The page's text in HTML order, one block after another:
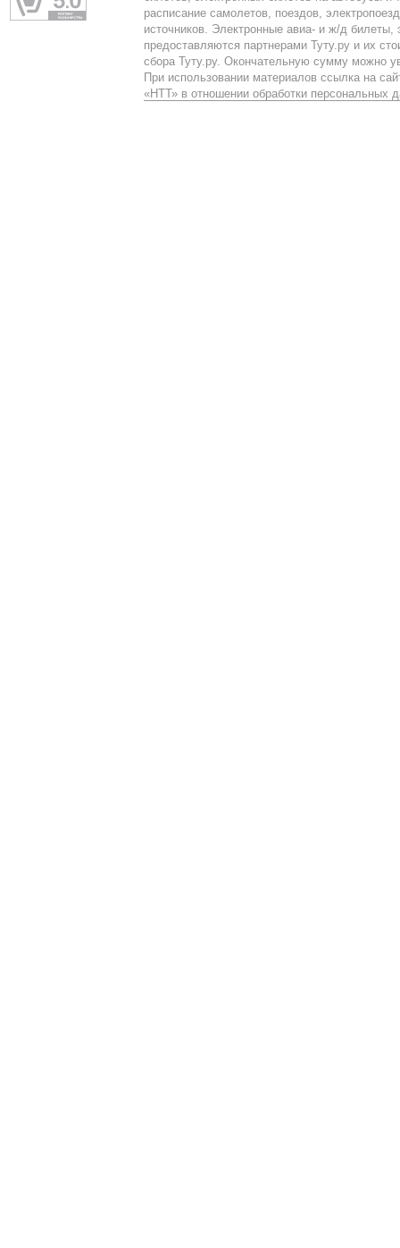
расписание самолетов, поездов,
источников. Электронные авиа- и ж/д билеты,
предоставляются партнерами Туту.ру и их
сбора Туту.ру. Окончательную сумму можно
При использовании материалов ссылка на
«НТТ» в отношении обработки персональных